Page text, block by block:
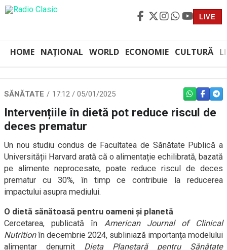
LIVE
HOME NAȚIONAL WORLD ECONOMIE CULTURĂ
SĂNĂTATE 17:12 / 05/01/2025 WHATSAPP
Intervențiile în dietă pot reduce riscul de
deces prematur
Un nou studiu condus de Facultatea de Sănătate Publică a
Universității Harvard arată că o alimentație echilibrată, bazată
pe alimente neprocesate, poate reduce riscul de deces
prematur cu 30%, în timp ce contribuie la reducerea
impactului asupra mediului.
O dietă sănătoasă pentru oameni și planetă
Cercetarea, publicată în American Journal of Clinical
Nutritionîn decembrie 2024, subliniază importanța modelului
alimentar denumit Dieta Planetară pentru Sănătate